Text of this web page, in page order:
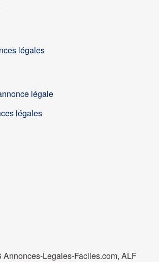
légales
légale
légales
Legales-Faciles.com, ALF